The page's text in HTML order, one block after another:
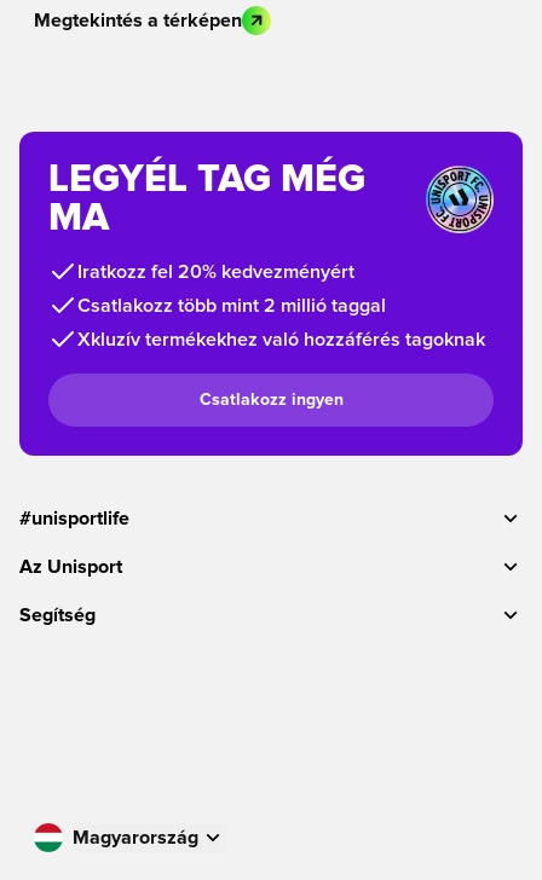
Megtekintés a térképen
LEGYÉL TAG MÉG
MA
Iratkozz fel 20% kedvezményért
Csatlakozz több mint 2 millió taggal
Xkluzív termékekhez való hozzáférés tagoknak
Csatlakozz ingyen
#unisportlife
Az Unisport
Segítség
Magyarország